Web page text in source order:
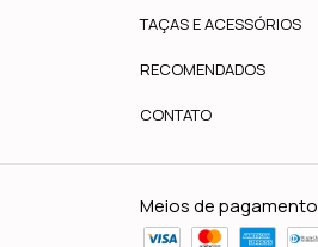
TAÇAS E ACESSÓRIOS
RECOMENDADOS
CONTATO
Meios de pagamento